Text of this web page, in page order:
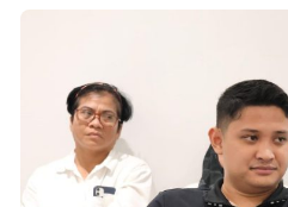
Peristiwa
Olahraga